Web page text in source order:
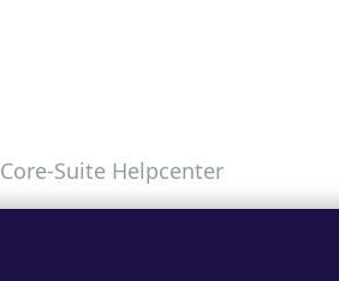
Core-Suite Helpcenter